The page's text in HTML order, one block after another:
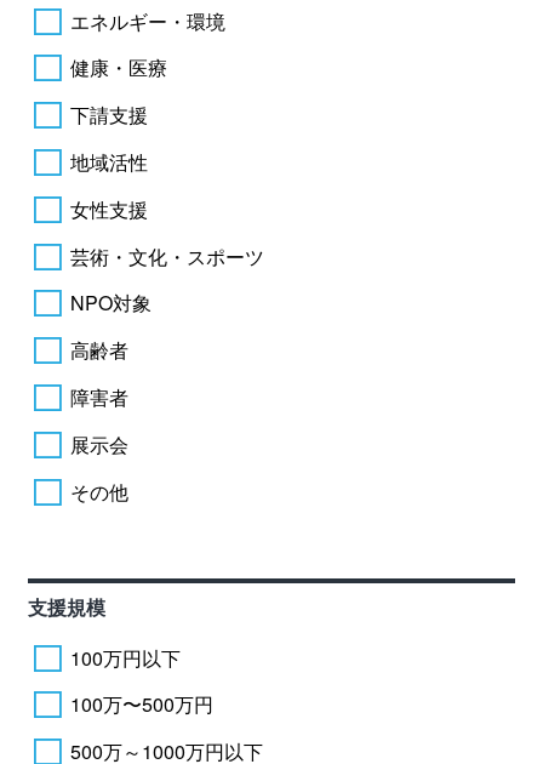
エネルギー・環境
健康・医療
下請支援
地域活性
女性支援
芸術・文化・スポーツ
NPO対象
高齢者
障害者
展示会
その他
支援規模
100万円以下
100万〜500万円
500万～1000万円以下